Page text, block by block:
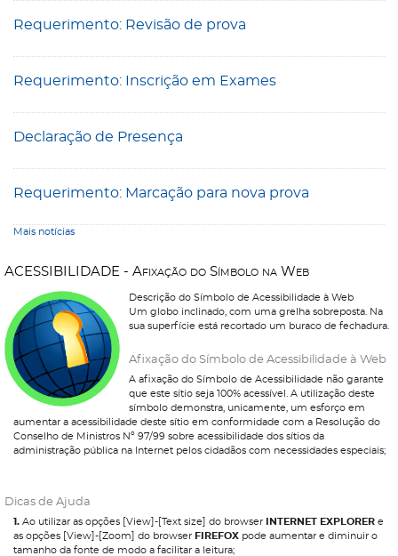
Requerimento: Revisão de prova
Requerimento: Inscrição em Exames
Declaração de Presença
Requerimento: Marcação para nova prova
Mais notícias
AC ESS B L DADE - Afixação do Símbolo na Web
Descrição do Símbolo de Acessibilidade à Web
Um globo inclinado, com uma grelha sobreposta. Na
sua superfície está recortado um buraco de fechadura.
Afixação do Símbolo de Acessibilidade à Web
A afixação do Símbolo de Acessibilidade não garante
que este sítio seja 100% acessível. A utilização deste
símbolo demonstra, unicamente, um esforço em
aumentar a acessibilidade deste sítio em conformidade com a Resolução do
Conselho de Ministros Nº 97/99 sobre acessibilidade dos sítios da
administração pública na Internet pelos cidadãos com necessidades especiais;
Dicas de Ajuda
1. Ao utilizar as opções [View]-[Text size] do browser INTERNET EXPLORER e
as opções [View]-[Zoom] do browser FIREFOX pode aumentar e diminuir o
tamanho da fonte de modo a facilitar a leitura;